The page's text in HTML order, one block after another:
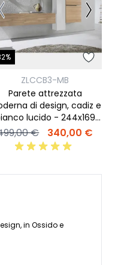
ZLCCB3-MB
Parete attrezzata
di design, cadiz e
lucido - 244x169
cm
€ 340,00 €
in Ossido e